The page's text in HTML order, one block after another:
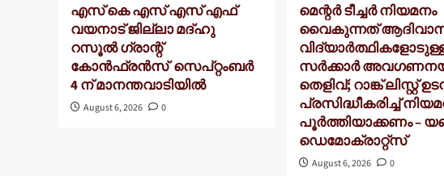
എസ് കെ എസ് എസ് എഫ്
വയനാട് ജില്ലാ മദ്ഹു
റസൂൽ ഗ്രാന്റ്
കോൻഫ്രൻസ് സെപ്റ്റംബർ
4 ന് മാനന്തവാടിയിൽ
August 6, 2026 0
മെന്റർ ടീച്ചർ നിയമനം
വൈകുന്നത്
സർക്കാർ
തെളിവ്; റാങ്ക് ലിസ്റ്റ്
പ്രസിദ്ധീകരിച്ച്
പൂർത്തിയാക്കണം –
ഡെമോക്രാറ്റ്സ്
August 6, 2026 0